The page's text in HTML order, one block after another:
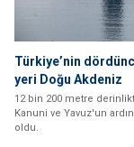
Türkiye’nin
yeri Doğu Akdeniz
12 bin 200 metre
Kanuni ve Yavuz'un
oldu.